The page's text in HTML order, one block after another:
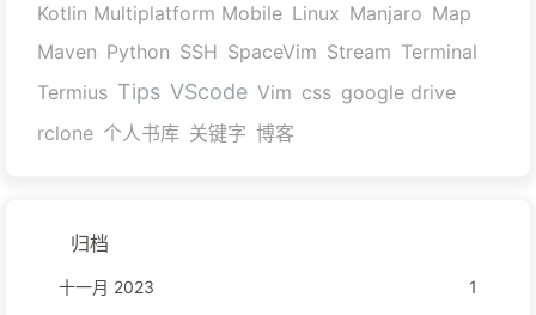
Kotlin Multiplatform Mobile Linux Manjaro Map
Maven Python SSH SpaceVim Stream Terminal
Termius Tips VScode Vim css google drive
rclone 个人书库 关键字 博客
归档
十一月 2023
1